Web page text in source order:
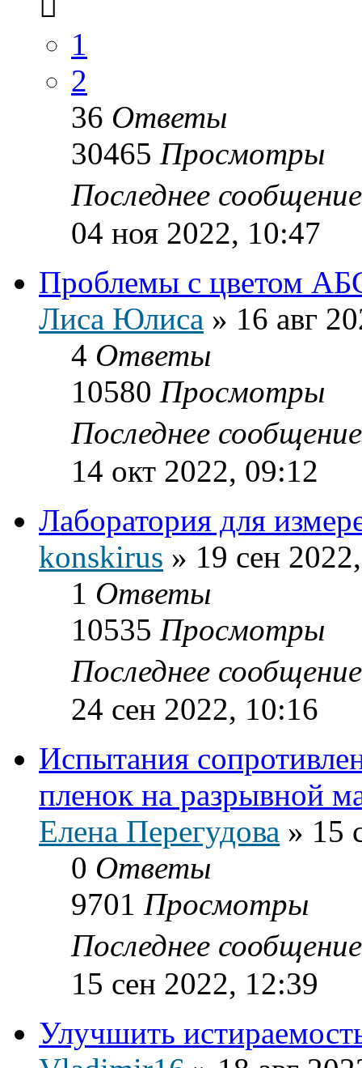
1
2
36 Ответы
30465 Просмотры
Последнее
04 ноя 2022, 10:47
Проблемы с цветом
Лиса Юлиса » 16 авг
4 Ответы
10580 Просмотры
Последнее
14 окт 2022, 09:12
Лаборатория для
konskirus » 19 сен
1 Ответы
10535 Просмотры
Последнее
24 сен 2022, 10:16
Испытания
пленок на разрывной
Елена Перегудова » 15
0 Ответы
9701 Просмотры
Последнее
15 сен 2022, 12:39
Улучшить